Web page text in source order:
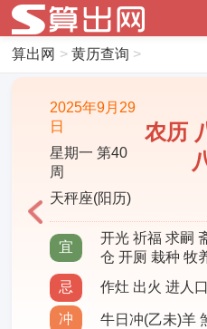
算出网 > 黄历查询 >
2025年9月29
日
星期一 第40
周
天秤座(阳历)
农历
宜
开光 祈福 求嗣
仓 开厕 栽种 牧
忌
作灶 出火 进人
冲 牛日冲(乙未)羊